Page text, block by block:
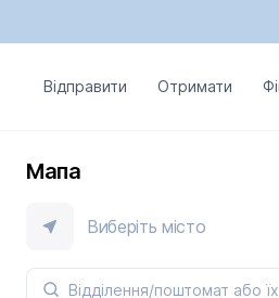
Відправити Отримати
Мапа
Виберіть місто